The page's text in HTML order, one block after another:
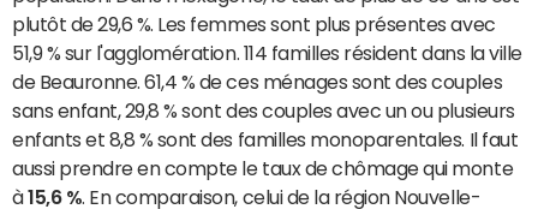
plutôt de 29,6 %. Les femmes sont plus présentes avec
51,9 % sur l'agglomération. 114 familles résident dans la ville
de Beauronne. 61,4 % de ces ménages sont des couples
sans enfant, 29,8 % sont des couples avec un ou plusieurs
enfants et 8,8 % sont des familles monoparentales. Il faut
aussi prendre en compte le taux de chômage qui monte
à15,6 % . En comparaison, celui de la région Nouvelle-